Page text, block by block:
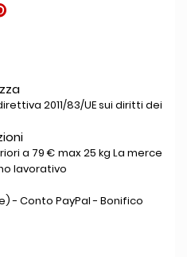
2011/83/UE sui diritti dei
a 79 € max 25 kg La merce
lavorativo
- Conto PayPal - Bonifico